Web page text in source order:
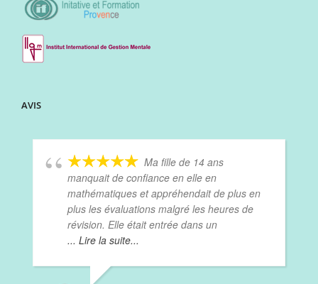
AVIS
Ma fille de 14 ans
manquait de confiance en elle en
mathématiques et appréhendait de plus en
plus les évaluations malgré les heures de
révision. Elle était entrée dans un
... Lire la suite...